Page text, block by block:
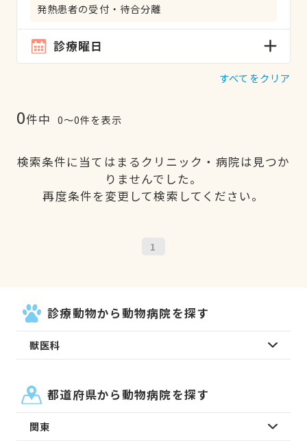
発熱患者の受付・待合分離
診療曜日
すべてをクリア
0件中 0〜0件を表示
検索条件に当てはまるクリニック・病院は見つか
りませんでした。
再度条件を変更して検索してください。
1
診療動物から動物病院を探す
獣医科
都道府県から動物病院を探す
関東